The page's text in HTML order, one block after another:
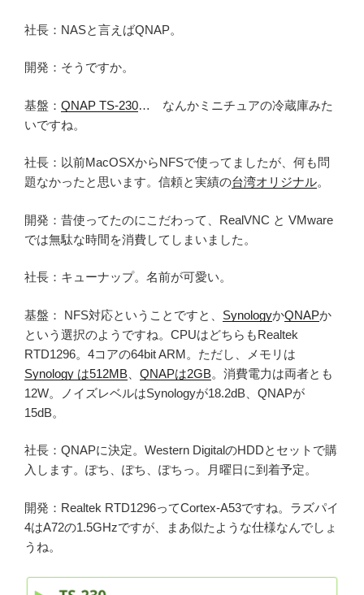
社長：NASと言えばQNAP。
開発：そうですか。
基盤： QNAP TS-230… なんかミニチュアの冷蔵庫みた
いですね。
社長：以前MacOSXからNFSで使ってましたが、何も問
題なかったと思います。信頼と実績の台湾オリジナル。
開発：昔使ってたのにこだわって、RealVNC と VMware
では無駄な時間を消費してしまいました。
社長：キューナップ。名前が可愛い。
基盤： NFS対応ということですと、 SynologyかQNAPか
という選択のようですね。CPUはどちらもRealtek
RTD1296。4コアの64bit ARM。ただし、メモリは
Synology は512MB
QNAPは2GB。消費電力は両者とも
12W。ノイズレベルはSynologyが18.2dB、QNAPが
15dB。
社長：QNAPに決定。Western DigitalのHDDとセットで購
入します。ぽち、ぽち、ぽちっ。月曜日に到着予定。
開発：Realtek RTD1296ってCortex-A53ですね。ラズパイ
4はA72の1.5GHzですが、まあ似たような仕様なんでしょ
うね。